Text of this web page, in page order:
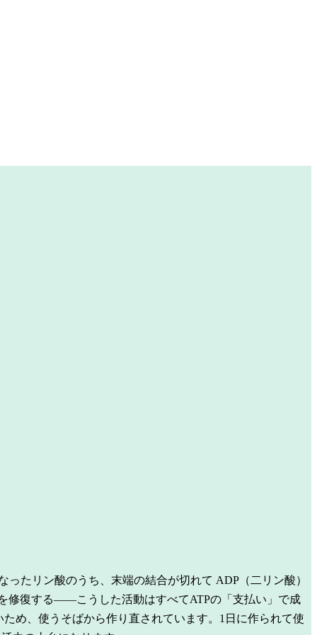
たリン酸のうち、末端の結合が切れて ADP（二リン酸）
修復する——こうした活動はすべてATPの「支払い」で成
め、使うそばから作り直されています。1日に作られて使